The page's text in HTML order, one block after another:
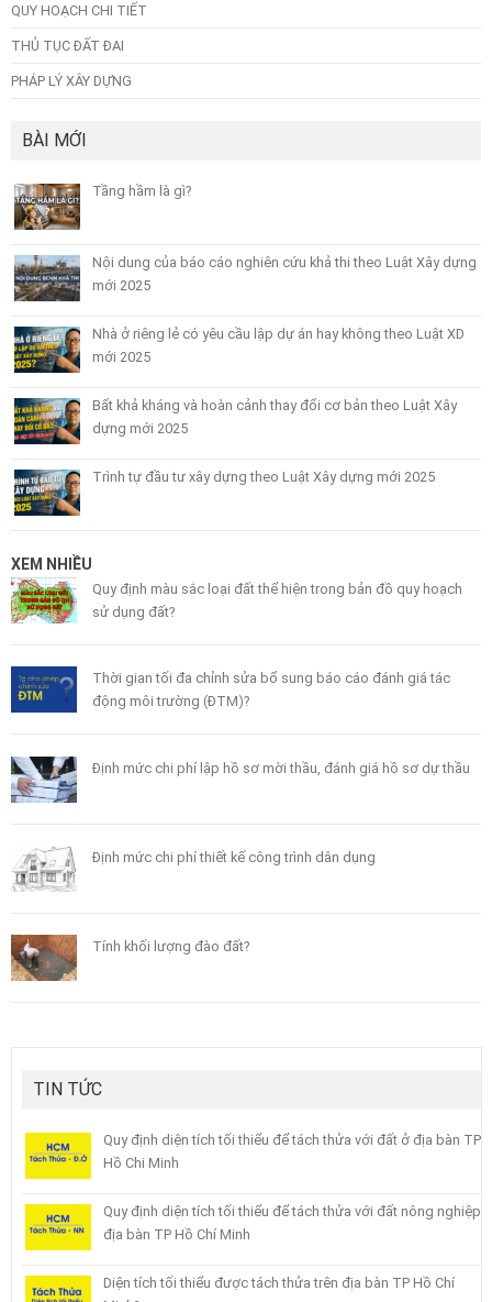
QUY HOẠCH CHI TIẾT
THỦ TỤC ĐẤT ĐAI
PHÁP LÝ XÂY DỰNG
BÀI MỚI
Tầng hầm là gì?
Nội dung của báo cáo nghiên cứu khả thi theo Luật Xây dựng
mới 2025
Nhà ở riêng lẻ có yêu cầu lập dự án hay không theo Luật XD
mới 2025
Bất khả kháng và hoàn cảnh thay đổi cơ bản theo Luật Xây
dựng mới 2025
Trình tự đầu tư xây dựng theo Luật Xây dựng mới 2025
XEM NHIỀU
Quy định màu sắc loại đất thể hiện trong bản đồ quy hoạch
sử dụng đất?
Thời gian tối đa chỉnh sửa bổ sung báo cáo đánh giá tác
động môi trường (ĐTM)?
Định mức chi phí lập hồ sơ mời thầu, đánh giá hồ sơ dự thầu
Định mức chi phí thiết kế công trình dân dụng
Tính khối lượng đào đất?
TIN TỨC
Quy định diện tích tối thiểu để tách thửa với đất ở địa bàn TP
Hồ Chi Minh
Quy định diện tích tối thiểu để tách thửa với đất nông nghiệp
địa bàn TP Hồ Chí Minh
Diện tích tối thiểu được tách thửa trên địa bàn TP Hồ Chí